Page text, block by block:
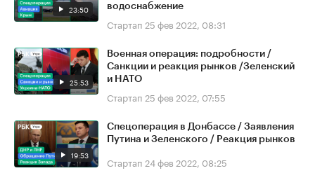
23:50
водоснабжение
Стартап 25 фев 2022, 08:31
25:53
Военная операция: подробности /
Санкции и реакция рынков /Зеленский
и НАТО
Стартап 25 фев 2022, 07:55
19:53
Спецоперация в Донбассе / Заявления
Путина и Зеленского / Реакция рынков
Стартап 24 фев 2022, 08:25